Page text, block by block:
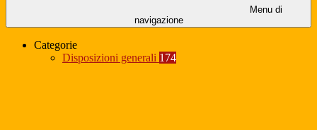
Menu di
navigazione
Categorie
Disposizioni generali 174